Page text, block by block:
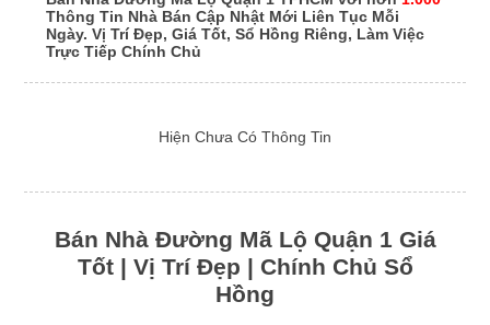
Thông Tin Nhà Bán Cập Nhật Mới Liên Tục Mỗi
Ngày. Vị Trí Đẹp, Giá Tốt, Sổ Hồng Riêng, Làm Việc
Trực Tiếp Chính Chủ
Hiện Chưa Có Thông Tin
Bán Nhà Đường Mã Lộ Quận 1 Giá
Tốt | Vị Trí Đẹp | Chính Chủ Sổ
Hồng